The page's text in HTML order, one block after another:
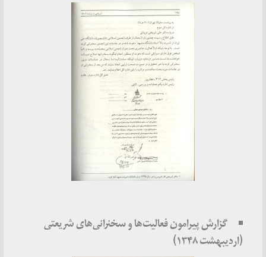
گزارش پیرامون فعالیت‌ها و سخنرانی‌های شریعتی
(اردیبهشت ۱۳۴۸)